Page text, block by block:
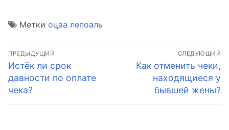
Метки оцаа лепоаль
Навигация
по
записям
ПРЕДЫДУЩИЙ
Предыдущая
запись:
Истёк ли срок
давности по оплате
чека?
СЛЕДУЮЩИЙ
Следующая
запись:
Как отменить чеки,
находящиеся у
бывшей жены?